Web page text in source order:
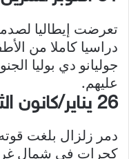
تعرضت إيطاليا
دراسيا كاملا من
جوليانو دي بوليا
عليهم.
26 يناير/كانون الثاني 2001
كجرات فى شمال